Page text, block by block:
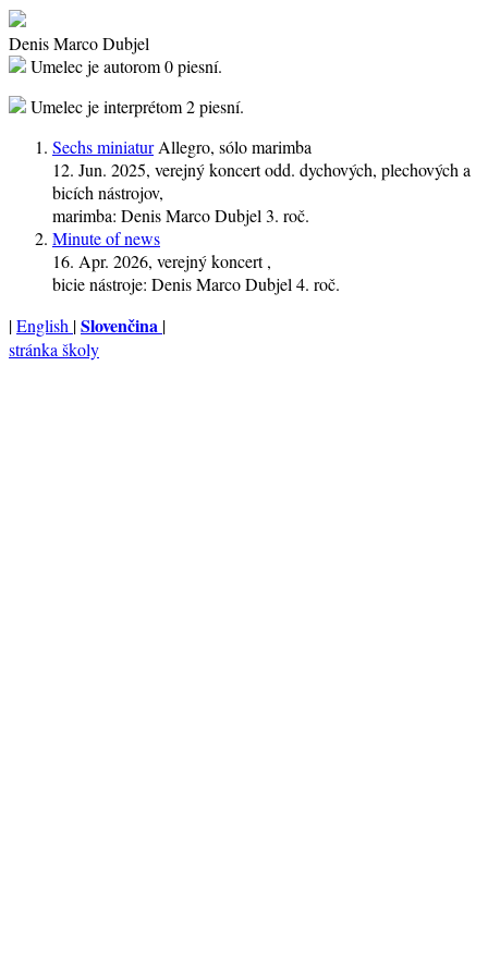
Denis Marco Dubjel
Umelec je autorom0 piesní.
Umelec je interprétom2 piesní.
Sechs miniatur Allegro, sólo marimba
12. Jun. 2025, verejný koncert odd. dychových, plechových a
bicích nástrojov,
marimba: Denis Marco Dubjel 3. roč.
Minute of news
16. Apr. 2026, verejný koncert ,
bicie nástroje: Denis Marco Dubjel 4. roč.
|English |Slovenčina |
stránka školy